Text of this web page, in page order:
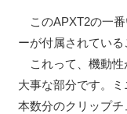
このAPXT2の一番
ーが付属されている
これって、機動性
大事な部分です。
本数分のクリップ